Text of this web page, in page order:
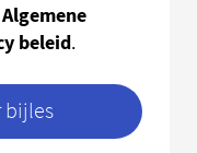
Algemene
beleid.
bijles